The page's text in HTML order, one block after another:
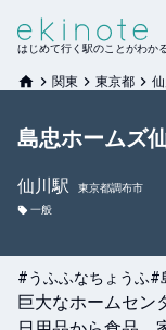
はじめて行く駅のことがわか
関東 東京都
島忠ホームズ
仙川駅
東京都調布市
一般
#うふふなちょうふ#
巨大なホームセン